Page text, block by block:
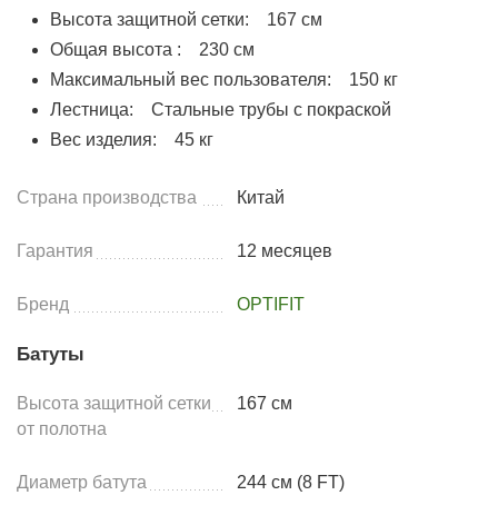
Высота защитной сетки: 167 см
Общая высота : 230 см
Максимальный вес пользователя: 150 кг
Лестница: Стальные трубы с покраской
Вес изделия: 45 кг
Страна производства Китай
Гарантия 12 месяцев
Бренд OPTIFIT
Батуты
Высота защитной сетки
от полотна
167 см
Диаметр батута 244 см (8 FT)